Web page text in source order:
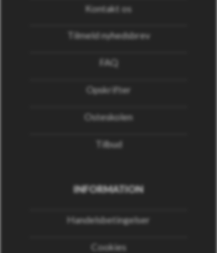
Kontakt os
Tilmeld nyhedsbrev
FAQ
Opskrifter
Osteskolen
Tilbud
INFORMATION
Handelsbetingelser
Cookies